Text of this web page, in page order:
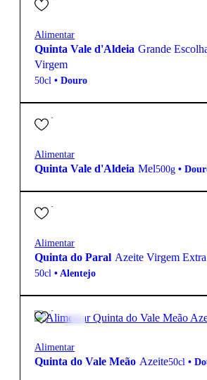
Alimentar
Quinta Vale d'Aldeia Grande
Virgem
50cl • Douro
13,30€
Alimentar
Quinta Vale d'Aldeia Mel500g •
52,00€
Alimentar
Quinta do Paral Azeite Virgem
50cl • Alentejo
17,00€
Alimentar
Quinta do Vale Meão Azeite50cl •